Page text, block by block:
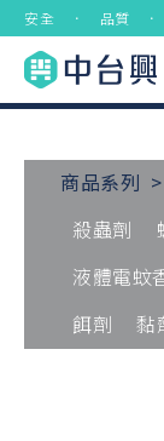
安全 ． 品質
商品系列 >
殺蟲劑
液體電蚊
餌劑
黏